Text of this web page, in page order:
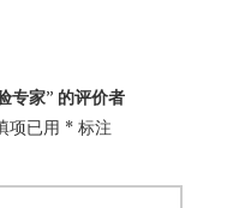
专家” 的评价者
项已用 * 标注